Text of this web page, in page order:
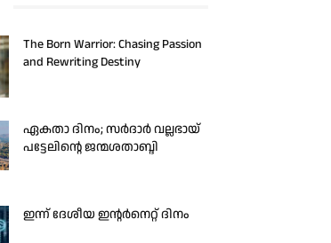
The Born Warrior: Chasing Passion
and Rewriting Destiny
ഏകതാ ദിനം; സർദാർ വല്ലഭായ്
പട്ടേലിന്റെ ജന്മശതാബ്ദി
ഇന്ന് ദേശീയ ഇന്റർനെറ്റ് ദിനം